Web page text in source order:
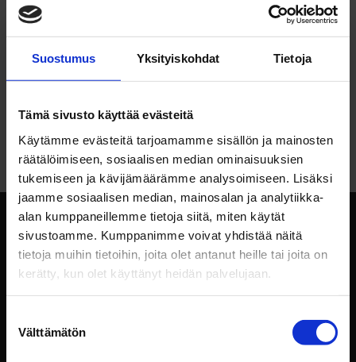
Suostumus Yksityiskohdat Tietoja
Tämä sivusto käyttää evästeitä
Käytämme evästeitä tarjoamamme sisällön ja mainosten
räätälöimiseen, sosiaalisen median ominaisuuksien
tukemiseen ja kävijämäärämme analysoimiseen. Lisäksi
jaamme sosiaalisen median, mainosalan ja analytiikka-
alan kumppaneillemme tietoja siitä, miten käytät
sivustoamme. Kumppanimme voivat yhdistää näitä
tietoja muihin tietoihin, joita olet antanut heille tai joita on
kerätty, kun olet käyttänyt heidän palvelujaan.
valinta
Välttämätön
Viimeisimmät kommentit
Jari Junkkari aiheestaTulok­sel­lisen mark­ki­
noijan 8 tär­keintä taitoa
JamesaiheestaTulok­sel­lisen mark­ki­noijan 8
tär­keintä taitoa